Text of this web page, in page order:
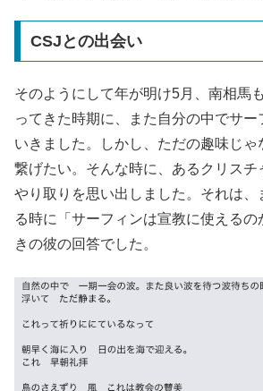
CSJとの出会い
そのようにして年が明け5月、南相馬
ってきた時期に、また自分の中でサー
いきました。しかし、ただの趣味じゃ
繋げたい。そんな時に、あるクリスチ
やり取りを思い出しました。それは、
る時に「サーフィンは宣教に使えるの
きの彼の回答でした。